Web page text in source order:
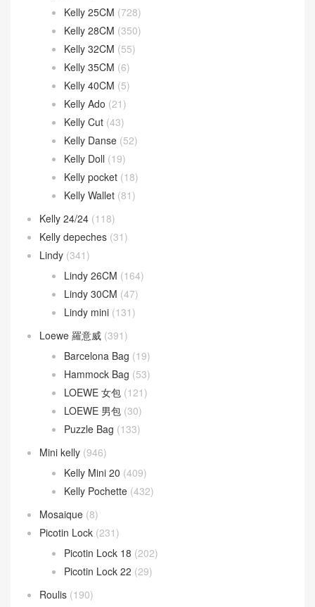
Kelly 25CM (728)
Kelly 28CM (350)
Kelly 32CM (55)
Kelly 35CM (6)
Kelly 40CM (5)
Kelly Ado (21)
Kelly Cut (43)
Kelly Danse (52)
Kelly Doll (19)
Kelly pocket (18)
Kelly Wallet (81)
Kelly 24/24 (118)
Kelly depeches (31)
Lindy (341)
Lindy 26CM (164)
Lindy 30CM (47)
Lindy mini (131)
Loewe 羅意威 (391)
Barcelona Bag (19)
Hammock Bag (53)
LOEWE 女包 (121)
LOEWE 男包 (30)
Puzzle Bag (133)
Mini kelly (946)
Kelly Mini 20 (409)
Kelly Pochette (432)
Mosaique (8)
Picotin Lock (231)
Picotin Lock 18 (202)
Picotin Lock 22 (29)
Roulis (190)